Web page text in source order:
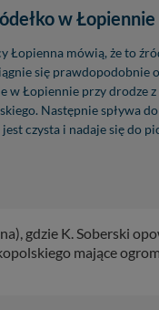
w Łopiennie
Łopienna mówią, że to
się prawdopodobnie
w Łopiennie przy drodze z
Następnie spływa
czysta i nadaje się do
gdzie K. Soberski
mające